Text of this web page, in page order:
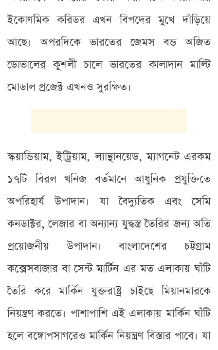
ইকোণমিক করিডর এখন বিপদের মুখে দাঁড়িয়ে
আছে। অপরদিকে ভারতের জেমস বন্ড অজিত
ডোভালের কুশলী চালে ভারতের কালাদান মাল্টি
মোডাল প্রজেক্ট এখনও সুরক্ষিত।
স্কয়ান্ডিয়াম, ইট্রিয়াম, ল্যান্থানয়েড, ম্যাগনেট এরকম
১৭টি বিরল খনিজ বর্তমানে আধুনিক প্রযুক্তিতে
অপরিহার্য উপাদান। যা বৈদ্যুতিক এবং সেমি
কনডাক্টর, লেজার বা অন্যান্য যুদ্ধস্ত্র তৈরির জন্য অতি
প্রয়োজনীয় উপাদান। বাংলাদেশের চট্টগ্রাম
কক্সেসবাজার বা সেন্ট মার্টিন এর মত এলাকায় ঘাঁটি
তৈরি করে মার্কিন যুক্তরাষ্ট্র চাইছে মিয়ানমারকে
নিয়ন্ত্রণ করতে। পাশাপাশি এই এলাকায় মার্কিন ঘাঁটি
হলে বঙ্গোপসাগরেও মার্কিন নিয়ন্ত্রণ বিস্তার পাবে। যা